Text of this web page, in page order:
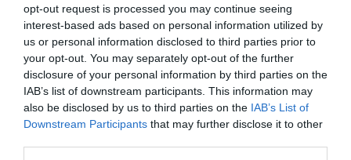
opt-out request is processed you may continue seeing
interest-based ads based on personal information utilized by
us or personal information disclosed to third parties prior to
your opt-out. You may separately opt-out of the further
disclosure of your personal information by third parties on the
IAB’s list of downstream participants. This information may
also be disclosed by us to third parties on the IAB’s List of
Downstream Participants that may further disclose it to other
pedig még hatékonyabban, a
telekommunikációs szolgáltatások teljes
spektrumával szolgáljuk ki.